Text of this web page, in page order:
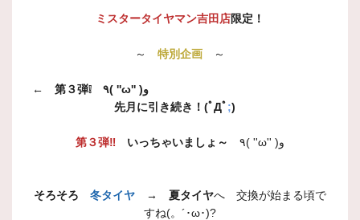
ミスタータイヤマン吉田店限定！
～ 特別企画 ～
←
第３弾❕ ٩( ''ω'' )و
先月に引き続き！(ﾟДﾟ;)
第３弾‼ いっちゃいましょ～ ٩( ''ω'' )و
そろそろ 冬タイヤ → 夏タイヤへ 交換が始まる頃で
すね(。´･ω･)?